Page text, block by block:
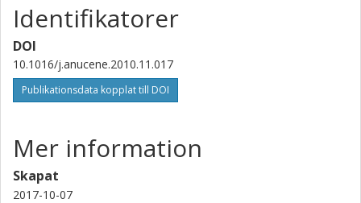
Identifikatorer
DOI
10.1016/j.anucene.2010.11.017
Publikationsdata kopplat till DOI
Mer information
Skapat
2017-10-07